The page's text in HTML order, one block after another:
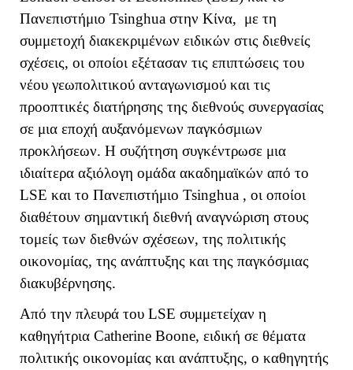
Πανεπιστήμιο Tsinghua στην Κίνα, με τη
συμμετοχή διακεκριμένων ειδικών στις διεθνείς
σχέσεις, οι οποίοι εξέτασαν τις επιπτώσεις του
νέου γεωπολιτικού ανταγωνισμού και τις
προοπτικές διατήρησης της διεθνούς συνεργασίας
σε μια εποχή αυξανόμενων παγκόσμιων
προκλήσεων. Η συζήτηση συγκέντρωσε μια
ιδιαίτερα αξιόλογη ομάδα ακαδημαϊκών από το
LSE και το Πανεπιστήμιο Tsinghua , οι οποίοι
διαθέτουν σημαντική διεθνή αναγνώριση στους
τομείς των διεθνών σχέσεων, της πολιτικής
οικονομίας, της ανάπτυξης και της παγκόσμιας
διακυβέρνησης.
Από την πλευρά του LSE συμμετείχαν η
καθηγήτρια Catherine Boone, ειδική σε θέματα
πολιτικής οικονομίας και ανάπτυξης, ο καθηγητής